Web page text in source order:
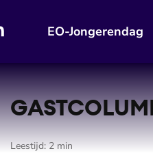
EO-Jongerendag
Leestijd: 2 min